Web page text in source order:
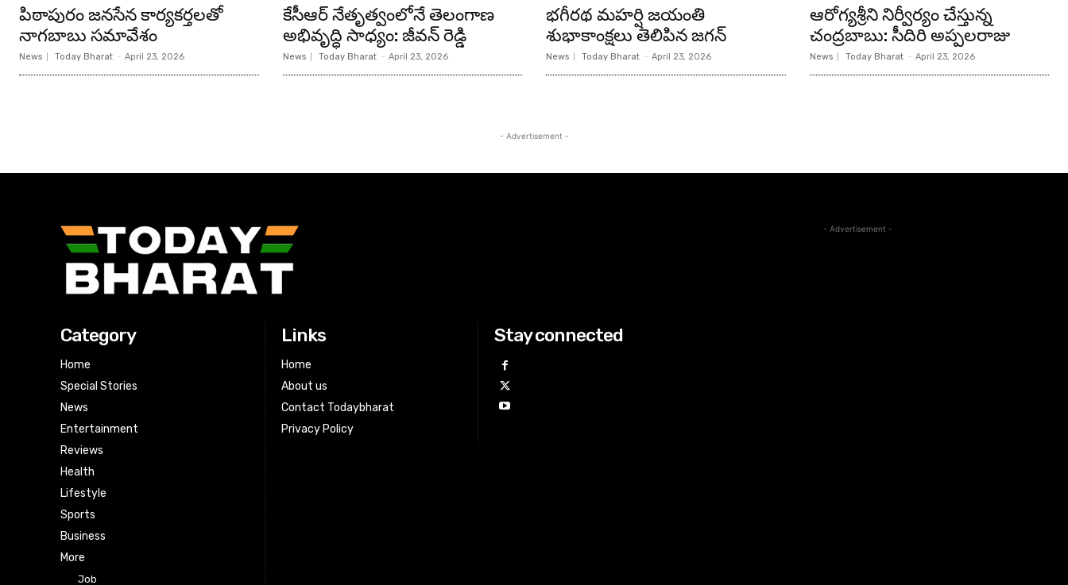
పిఠాపురం జనసేన కార్యకర్తలతో
నాగబాబు సమావేశం
News Today Bharat - April 23, 2026
కేసీఆర్ నేతృత్వంలోనే తెలంగాణ
అభివృద్ధి సాధ్యం: జీవన్ రెడ్డి
News Today Bharat - April 23, 2026
భగీరథ మహర్షి జయంతి
శుభాకాంక్షలు తెలిపిన జగన్‌
News Today Bharat - April 23, 2026
ఆరోగ్యశ్రీని నిర్వీర్యం చేస్తున్న
చంద్రబాబు: సీదిరి అప్పలరాజు
News Today Bharat - April 23, 2026
- Advertisement -
Category
Home
Special Stories
News
Entertainment
Reviews
Health
Lifestyle
Sports
Business
More
Job
Links
Home
About us
Contact Todaybharat
Privacy Policy
Stay connected
- Advertisement -